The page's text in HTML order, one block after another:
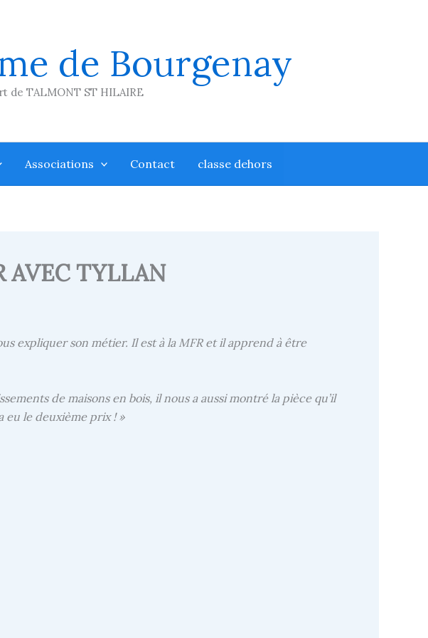
de Bourgenay
de TALMONT ST HILAIRE
Associations Contact classe dehors
AVEC TYLLAN
expliquer son métier. Il est à la MFR et il apprend à être
de maisons en bois, il nous a aussi montré la pièce qu’il
eu le deuxième prix ! »